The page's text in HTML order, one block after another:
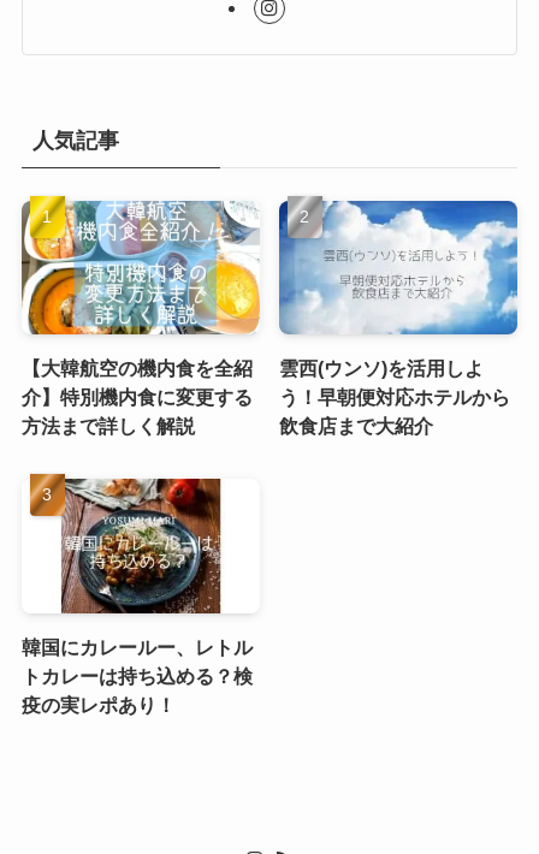
人気記事
【大韓航空の機内食を全紹
介】特別機内食に変更する
方法まで詳しく解説
雲西(ウンソ)を活用しよ
う！早朝便対応ホテルから
飲食店まで大紹介
韓国にカレールー、レトル
トカレーは持ち込める？検
疫の実レポあり！